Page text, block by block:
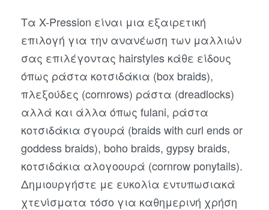
Τα X-Pression είναι μια εξαιρετική
επιλογή για την ανανέωση των μαλλιών
σας επιλέγοντας hairstyles κάθε είδους
όπως ράστα κοτσιδάκια (box braids),
πλεξούδες (cornrows) ράστα (dreadlocks)
αλλά και άλλα όπως fulani, ράστα
κοτσιδάκια σγουρά (braids with curl ends or
goddess braids), boho braids, gypsy braids,
κοτσιδάκια αλογοουρά (cornrow ponytails).
Δημιουργήστε με ευκολία εντυπωσιακά
χτενίσματα τόσο για καθημερινή χρήση